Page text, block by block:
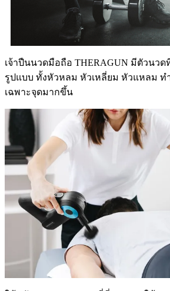
เจ้าปืนนวดมือถือ THERAGUN มีตัวนว
รูปแบบ ทั้งหัวหลม หัวเหลี่ยม หัวแหลม ท
เฉพาะจุดมากขึ้น